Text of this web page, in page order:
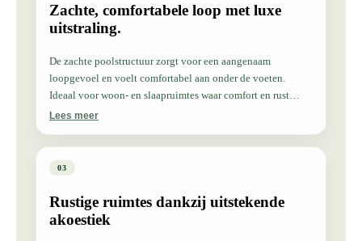
Zachte, comfortabele loop met luxe
uitstraling.
De zachte poolstructuur zorgt voor een aangenaam
loopgevoel en voelt comfortabel aan onder de voeten.
Ideaal voor woon- en slaapruimtes waar comfort en rust
centraal staan.
Lees meer
03
Rustige ruimtes dankzij uitstekende
akoestiek